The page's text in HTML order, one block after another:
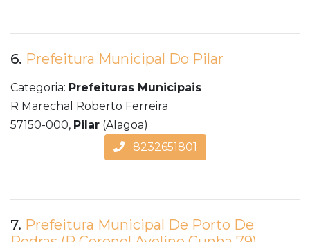
6. Prefeitura Municipal Do Pilar
Categoria: Prefeituras Municipais
R Marechal Roberto Ferreira
57150-000, Pilar (Alagoa)
8232651801
7. Prefeitura Municipal De Porto De